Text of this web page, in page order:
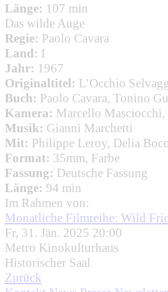
Länge: 107 min
Das wilde Auge
Regie: Paolo Cavara
Land: I
Jahr: 1967
Originaltitel: L’Occhio
Buch: Paolo Cavara, Tonino
Kamera: Marcello
Musik: Gianni Marchetti
Mit: Philippe Leroy, Delia
Format: 35mm, Farbe
Fassung: Deutsche Fassung
Länge: 94 min
Im Rahmen von:
Monatliche Filmreihe: Wild
Fr, 31. Jän. 2025 20:00
Metro Kinokulturhaus
Historischer Saal
Zurück